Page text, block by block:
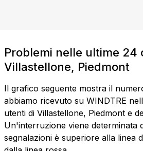
Problemi nelle ultime 24
Villastellone, Piedmont
Il grafico seguente mostra il
abbiamo ricevuto su WINDTRE
utenti di Villastellone, Piedmont e
Un'interruzione viene determinata
segnalazioni è superiore alla linea